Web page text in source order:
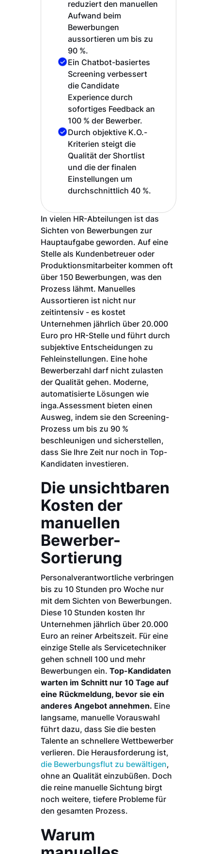
reduziert den manuellen
Aufwand beim
Bewerbungen
aussortieren um bis zu
90 %.
Ein Chatbot-basiertes
Screening verbessert
die Candidate
Experience durch
sofortiges Feedback an
100 % der Bewerber.
Durch objektive K.O.-
Kriterien steigt die
Qualität der Shortlist
und die der finalen
Einstellungen um
durchschnittlich 40 %.
In vielen HR-Abteilungen ist das
Sichten von Bewerbungen zur
Hauptaufgabe geworden. Auf eine
Stelle als Kundenbetreuer oder
Produktionsmitarbeiter kommen oft
über 150 Bewerbungen, was den
Prozess lähmt. Manuelles
Aussortieren ist nicht nur
zeitintensiv - es kostet
Unternehmen jährlich über 20.000
Euro pro HR-Stelle und führt durch
subjektive Entscheidungen zu
Fehleinstellungen. Eine hohe
Bewerberzahl darf nicht zulasten
der Qualität gehen. Moderne,
automatisierte Lösungen wie
inga.Assessment bieten einen
Ausweg, indem sie den Screening-
Prozess um bis zu 90 %
beschleunigen und sicherstellen,
dass Sie Ihre Zeit nur noch in Top-
Kandidaten investieren.
Die unsichtbaren
Kosten der
manuellen
Bewerber-
Sortierung
Personalverantwortliche verbringen
bis zu 10 Stunden pro Woche nur
mit dem Sichten von Bewerbungen.
Diese 10 Stunden kosten Ihr
Unternehmen jährlich über 20.000
Euro an reiner Arbeitszeit. Für eine
einzige Stelle als Servicetechniker
gehen schnell 100 und mehr
Bewerbungen ein. Top-Kandidaten
warten im Schnitt nur 10 Tage auf
eine Rückmeldung, bevor sie ein
anderes Angebot annehmen. Eine
langsame, manuelle Vorauswahl
führt dazu, dass Sie die besten
Talente an schnellere Wettbewerber
verlieren. Die Herausforderung ist,
die Bewerbungsflut zu bewältigen,
ohne an Qualität einzubüßen. Doch
die reine manuelle Sichtung birgt
noch weitere, tiefere Probleme für
den gesamten Prozess.
Warum